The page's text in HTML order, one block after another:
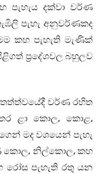
පැහැය දක්වා වර්ණ
පැහැ අනුවර්ණකද
කහ පැහැති මැණික්
ප්‍රදේශවල බහුලව
තත්ත්වයේදී වර්ණ රහිත
ළා කොල, කොළ,
මද වශයෙන් පැහැ
කොල, නිල්කොල, කහ
රෝස පැහැති රතු යන